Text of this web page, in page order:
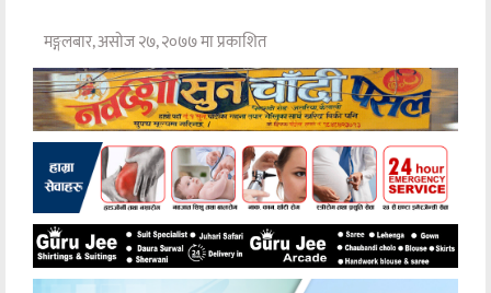
मङ्गलबार, असोज २७, २०७७ मा प्रकाशित